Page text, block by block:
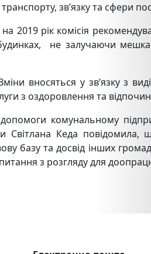
зв’язку та сфери
2019 рік комісія
не залучаючи
вносяться у зв’язку з
з оздоровлення та
комунальному
Світлана Кеда повідомила,
базу та досвід інших
з розгляду для